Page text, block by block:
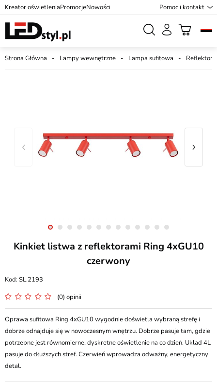
Kreator oświetleniaPromocjeNowości Pomoc i kontakt
Strona Główna Lampy wewnętrzne Lampa sufitowa
Kinkiet listwa z reflektorami Ring 4xGU10
czerwony
SL.2193
(0) opinii
Oprawa sufitowa Ring 4xGU10 wygodnie doświetla wybraną strefę i
dobrze odnajduje się w nowoczesnym wnętrzu. Dobrze pasuje tam, gdzie
potrzebne jest równomierne, dyskretne oświetlenie na co dzień. Układ 4L
pasuje do dłuższych stref. Czerwień wprowadza odważny, energetyczny
detal.